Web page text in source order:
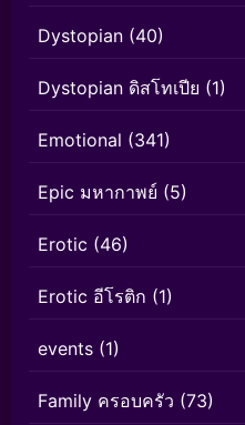
Dystopian (40)
Dystopian ดิสโทเปีย (1)
Emotional (341)
Epic มหากาพย์ (5)
Erotic (46)
Erotic อีโรติก (1)
events (1)
Family ครอบครัว (73)